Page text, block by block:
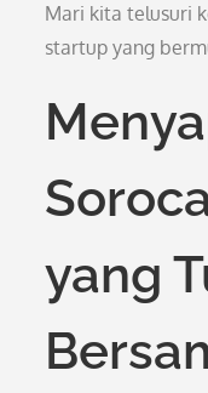
Mari kita telusuri
startup yang
yang